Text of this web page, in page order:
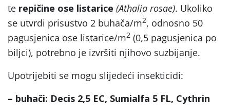
te repičine ose listarice (Athalia rosae). Ukoliko
se utvrdi prisustvo 2 buhača/m2, odnosno 50
pagusjenica ose listarice/m2 (0,5 pagusjenica po
biljci), potrebno je izvršiti njihovo suzbijanje.
Upotrijebiti se mogu slijedeći insekticidi:
– buhači: Decis 2,5 EC, Sumialfa 5 FL, Cythrin